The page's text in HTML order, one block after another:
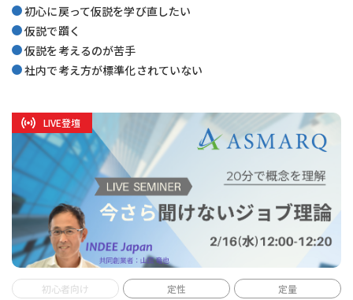
初心に戻って仮説を学び直したい
仮説で躓く
仮説を考えるのが苦手
社内で考え方が標準化されていない
LIVE登壇
初心者向け 定性
定量